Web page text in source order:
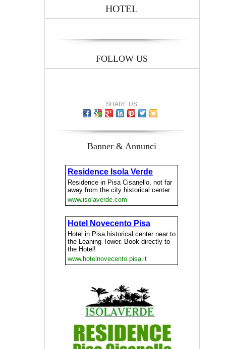
HOTEL
FOLLOW US
SHARE US
Banner & Annunci